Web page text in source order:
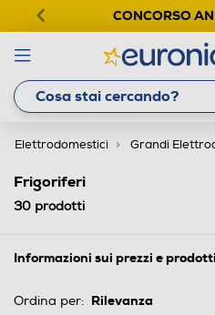
CONCORSO
Elettrodomestici Grandi
Frigoriferi
30 prodotti
Informazioni sui prezzi e
Ordina per: